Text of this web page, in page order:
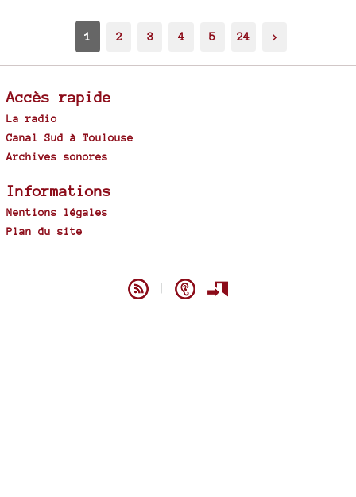
1 2 3 4 5 24 >
Accès rapide
La radio
Canal Sud à Toulouse
Archives sonores
Informations
Mentions légales
Plan du site
|